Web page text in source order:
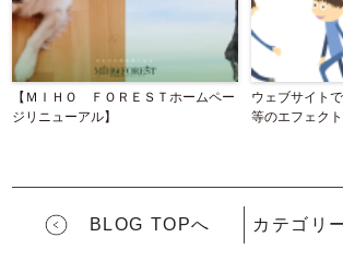
【ＭＩＨＯ ＦＯＲＥＳＴホームペー
ジリニューアル】
ウェブサイト
等のエフェク
BLOG TOPへ カテゴリ